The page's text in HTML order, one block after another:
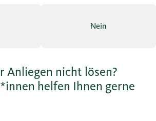
Nein
Anliegen nicht lösen?
helfen Ihnen gerne